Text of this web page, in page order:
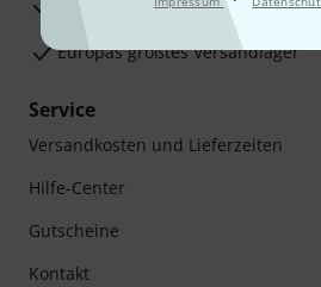
Europas größtes Versandlager
Service
Versandkosten und Lieferzeiten
Hilfe-Center
Gutscheine
Kontakt